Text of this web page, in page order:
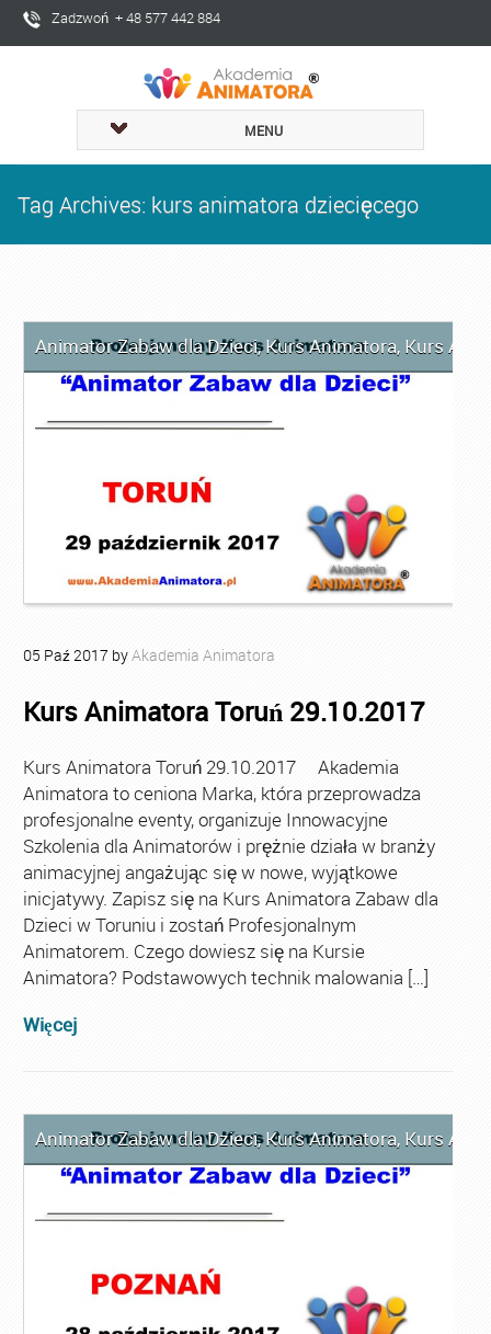
Zadzwoń + 48 577 442 884
MENU
Tag Archives: kurs animatora dziecięcego
Animator Zabaw dla Dzieci,Kurs Animatora, Kurs
05 Paź2017 byAkademia Animatora
Kurs Animatora Toruń 29.10.2017
Kurs Animatora Toruń 29.10.2017 Akademia
Animatora to ceniona Marka, która przeprowadza
profesjonalne eventy, organizuje Innowacyjne
Szkolenia dla Animatorów i prężnie działa w branży
animacyjnej angażując się w nowe, wyjątkowe
inicjatywy. Zapisz się na Kurs Animatora Zabaw dla
Dzieci w Toruniu i zostań Profesjonalnym
Animatorem. Czego dowiesz się na Kursie
Animatora? Podstawowych technik malowania […]
Więcej
Animator Zabaw dla Dzieci,Kurs Animatora, Kurs